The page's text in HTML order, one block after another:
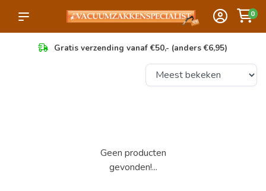
0
Gratis verzending vanaf €50,- (anders €6,95)
Geen producten
gevonden!...